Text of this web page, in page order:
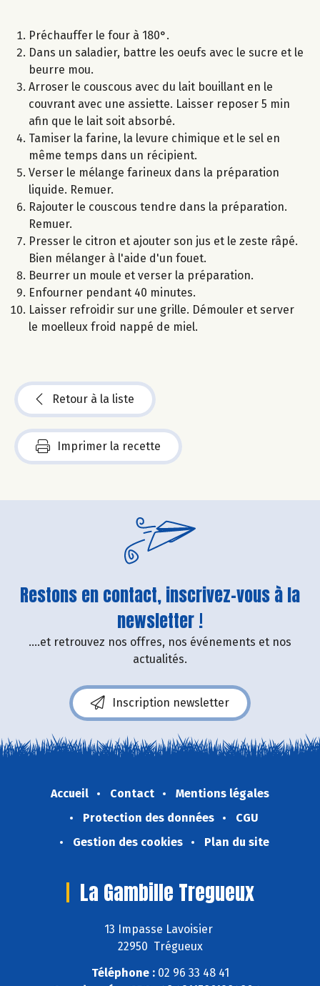
Préchauffer le four à 180°.
Dans un saladier, battre les oeufs avec le sucre et le
beurre mou.
Arroser le couscous avec du lait bouillant en le
couvrant avec une assiette. Laisser reposer 5 min
afin que le lait soit absorbé.
Tamiser la farine, la levure chimique et le sel en
même temps dans un récipient.
Verser le mélange farineux dans la préparation
liquide. Remuer.
Rajouter le couscous tendre dans la préparation.
Remuer.
Presser le citron et ajouter son jus et le zeste râpé.
Bien mélanger à l'aide d'un fouet.
Beurrer un moule et verser la préparation.
Enfourner pendant 40 minutes.
Laisser refroidir sur une grille. Démouler et server
le moelleux froid nappé de miel.
Retour à la liste
Imprimer la recette
Restons en contact, inscrivez-vous à la
newsletter !
....et retrouvez nos offres, nos événements et nos
actualités.
Inscription newsletter
Accueil Contact
Mentions légales
Protection des données
CGU
Gestion des cookies
Plan du site
La Gambille Tregueux
13 Impasse Lavoisier
22950 Trégueux
Téléphone :02 96 33 48 41